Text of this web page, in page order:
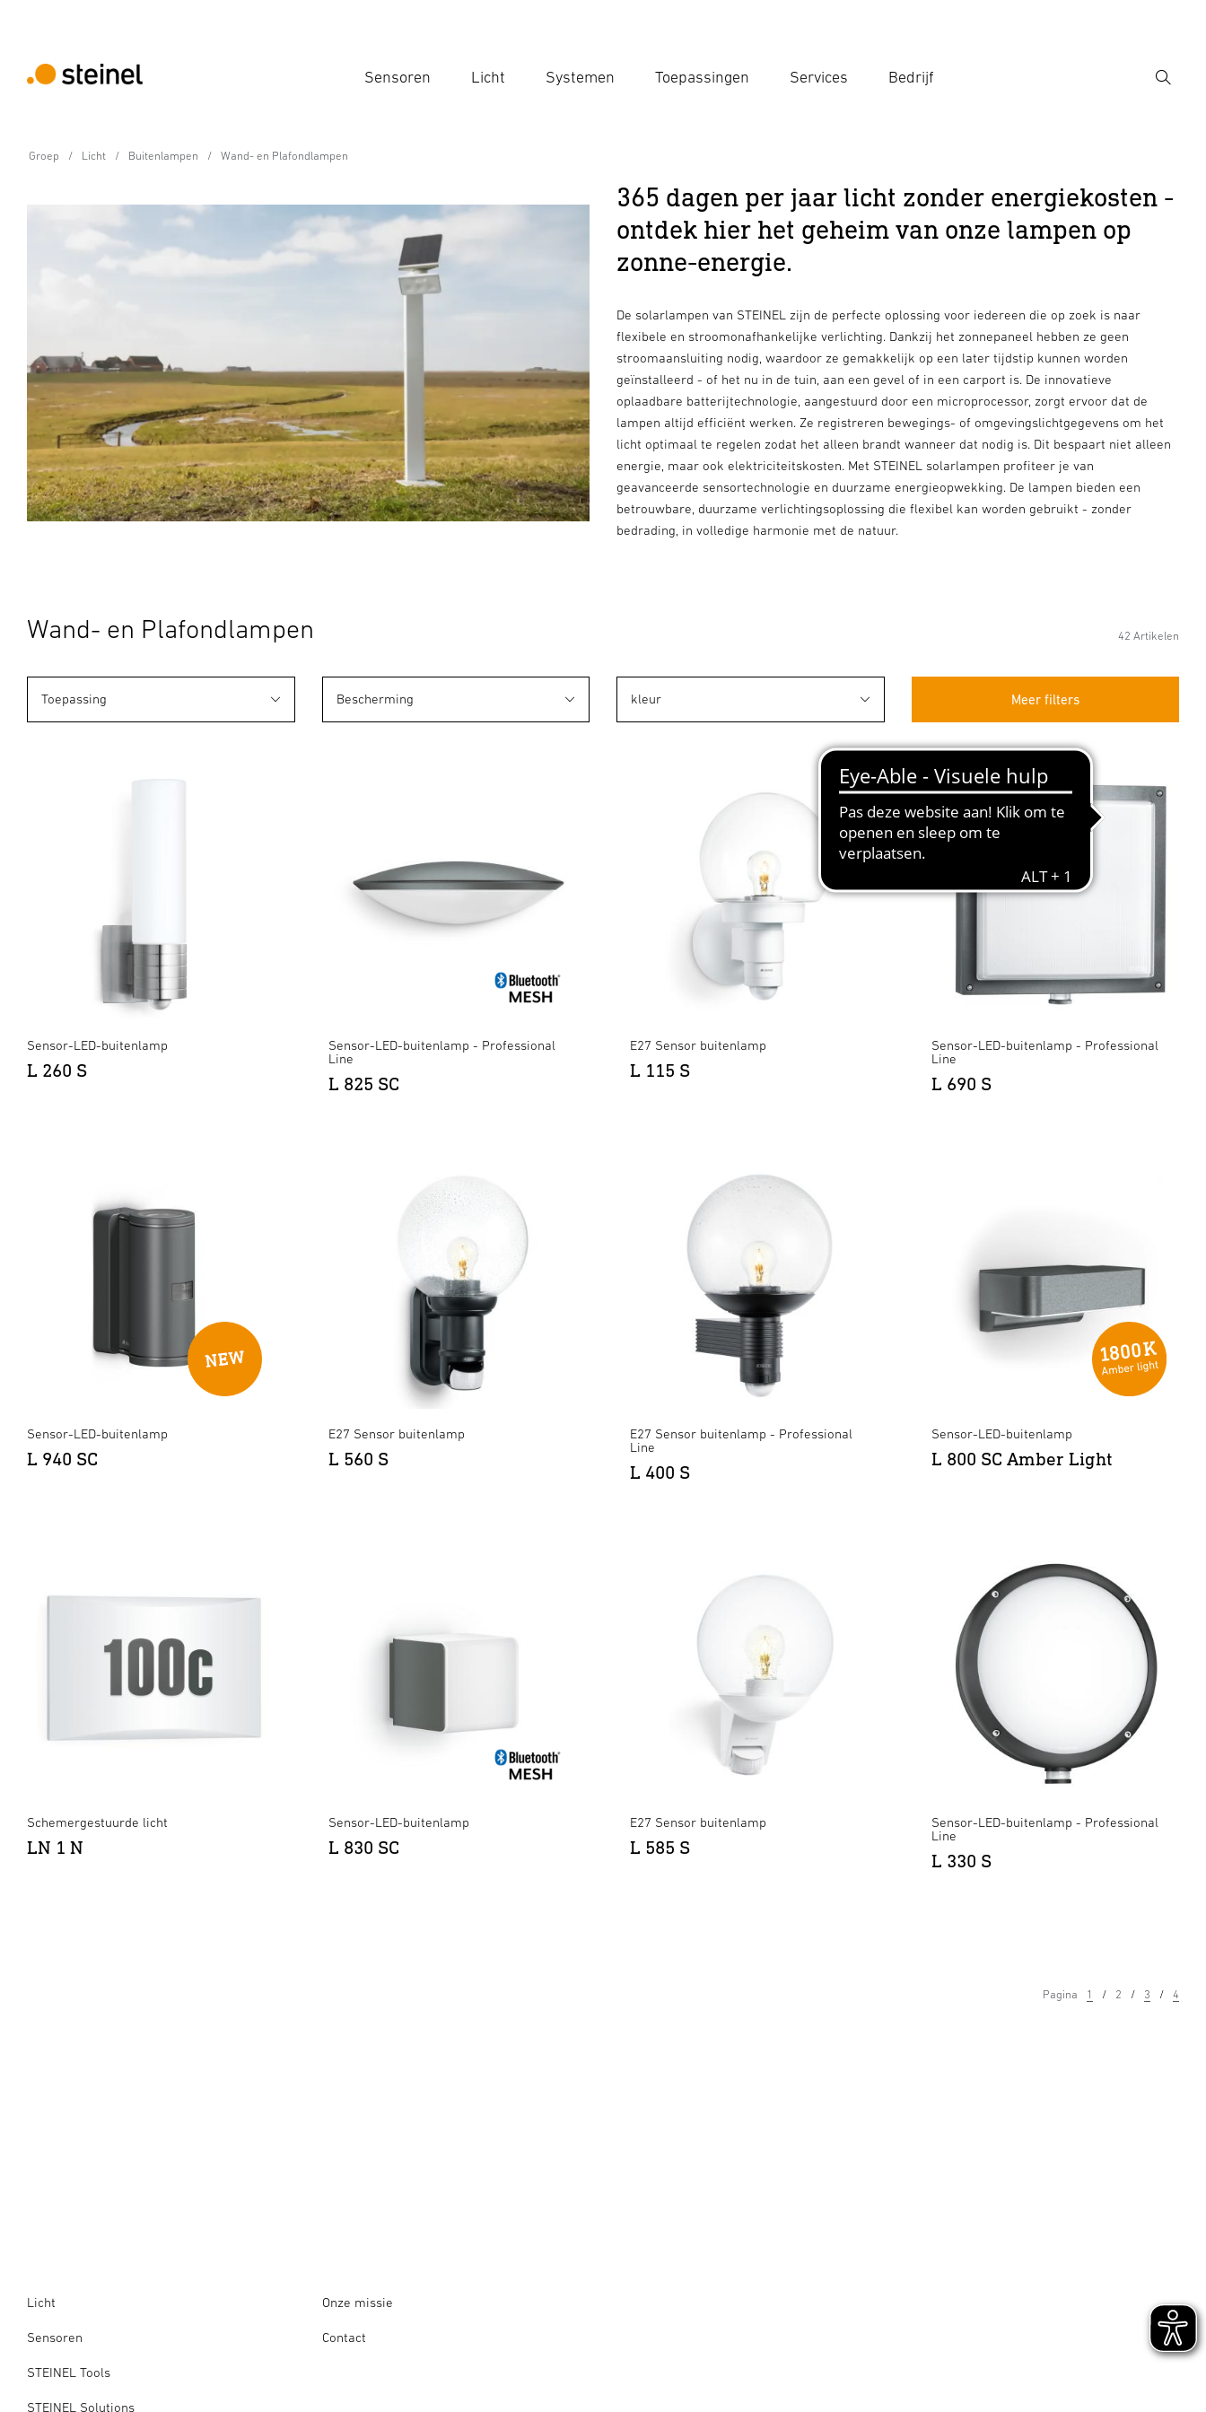
Sensoren Licht Systemen Toepassingen Services Bedrijf
Zoek
Groep Licht Buitenlampen Wand- en Plafondlampen
365 dagen per jaar licht zonder energiekosten -
ontdek hier het geheim van onze lampen op
zonne-energie.
De solarlampen van STEINEL zijn de perfecte oplossing voor iedereen die op zoek is naar
flexibele en stroomonafhankelijke verlichting. Dankzij het zonnepaneel hebben ze geen
stroomaansluiting nodig, waardoor ze gemakkelijk op een later tijdstip kunnen worden
geïnstalleerd - of het nu in de tuin, aan een gevel of in een carport is. De innovatieve
oplaadbare batterijtechnologie, aangestuurd door een microprocessor, zorgt ervoor dat de
lampen altijd efficiënt werken. Ze registreren bewegings- of omgevingslichtgegevens om het
licht optimaal te regelen zodat het alleen brandt wanneer dat nodig is. Dit bespaart niet alleen
energie, maar ook elektriciteitskosten. Met STEINEL solarlampen profiteer je van
geavanceerde sensortechnologie en duurzame energieopwekking. De lampen bieden een
betrouwbare, duurzame verlichtingsoplossing die flexibel kan worden gebruikt - zonder
bedrading, in volledige harmonie met de natuur.
Wand- en Plafondlampen 42 Artikelen
Meer filters
Toepassing Bescherming kleur
Sensor-LED-buitenlamp
L 260 S
Sensor-LED-buitenlamp - Professional
Line
L 825 SC
E27 Sensor buitenlamp
L 115 S
Sensor-LED-buitenlamp - Professional
Line
L 690 S
Sensor-LED-buitenlamp
L 940 SC
E27 Sensor buitenlamp
L 560 S
E27 Sensor buitenlamp - Professional
Line
L 400 S
Sensor-LED-buitenlamp
L 800 SC Amber Light
Schemergestuurde licht
LN 1 N
Sensor-LED-buitenlamp
L 830 SC
E27 Sensor buitenlamp
L 585 S
Sensor-LED-buitenlamp - Professional
Line
L 330 S
Pagina 1 2 3 4
Licht
Sensoren
STEINEL Tools
STEINEL Solutions
Onze missie
Contact